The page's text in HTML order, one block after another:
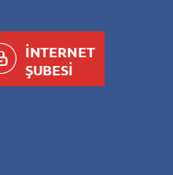
İNTERNET
ŞUBESİ